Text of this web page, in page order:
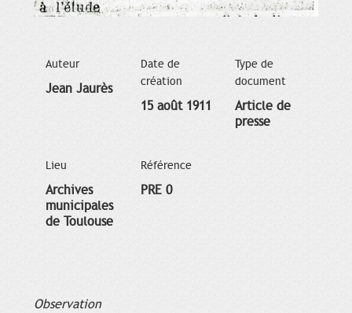
Auteur
Jean Jaurès
Date de
création
15 août 1911
Type de
document
Article de
presse
Lieu
Archives
municipales
de Toulouse
Référence
PRE 0
Observation